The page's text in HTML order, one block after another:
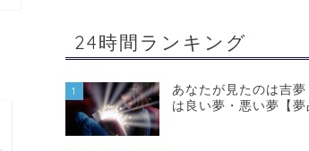
夢占いＱ＆Ａ
24時間ランキング
1
あなたが見たのは吉夢
は良い夢・悪い夢【夢